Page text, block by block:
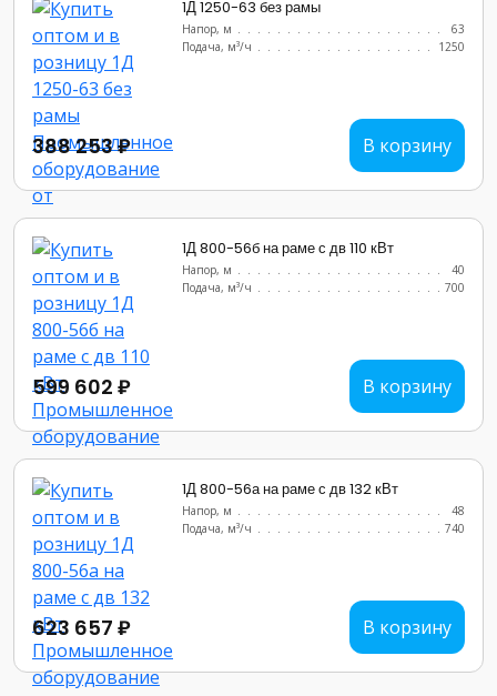
1Д 1250-63 без рамы
Напор, м
63
Подача, м³/ч
1250
388 253 ₽ В корзину
1Д 800-56б на раме с дв 110 кВт
Напор, м
40
Подача, м³/ч
700
599 602 ₽ В корзину
1Д 800-56а на раме с дв 132 кВт
Напор, м
48
Подача, м³/ч
740
623 657 ₽ В корзину